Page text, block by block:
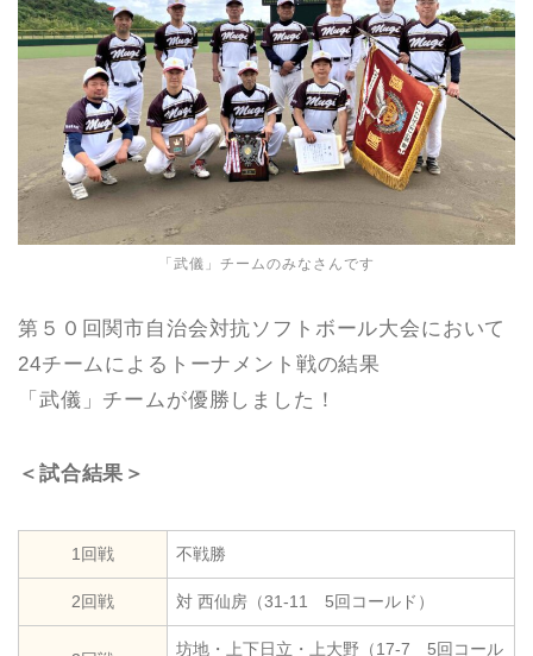
「武儀」チームのみなさんです
第５０回関市自治会対抗ソフトボール大会において
24チームによるトーナメント戦の結果
「武儀」チームが優勝しました！
＜試合結果＞
1回戦 不戦勝
2回戦 対 西仙房（31-11 5回コールド）
坊地・上下日立・上大野（17-7 5回コール